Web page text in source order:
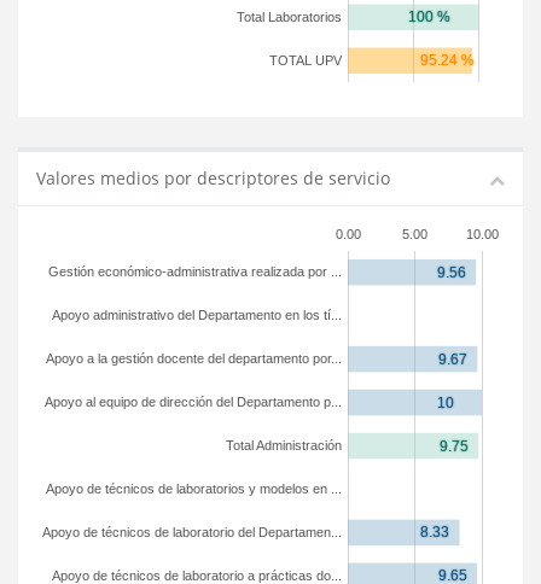
TOTAL UPV
Total Laboratorios
Valores medios por descriptores de servicio
0.00 5.00 10.00
Apoyo de técnicos de laboratorio a prácticas do...
Apoyo de técnicos de laboratorio del Departamen...
Apoyo de técnicos de laboratorios y modelos en ...
Total Administración
Apoyo al equipo de dirección del Departamento p...
Apoyo a la gestión docente del departamento por...
Apoyo administrativo del Departamento en los tí...
Gestión económico-administrativa realizada por ...